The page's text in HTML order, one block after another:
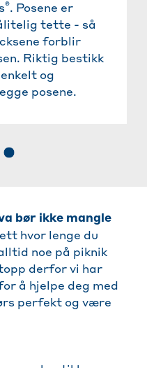
®. Posene er
tette - så
forblir
Riktig bestikk
og
posene.
bør ikke mangle
hvor lenge du
noe på piknik
derfor vi har
å hjelpe deg med
perfekt og være